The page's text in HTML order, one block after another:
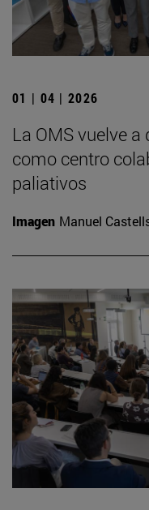
01 | 04 | 2026
La OMS vuelve
como centro
paliativos
Imagen Manuel